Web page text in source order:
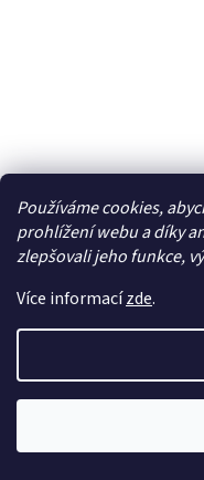
Používáme cookies,
prohlížení webu a díky
zlepšovali jeho funkce,
Více informacízde.
Antenni
183 Kč bez DPH
222 Kč
Anténní adaptér ROKA